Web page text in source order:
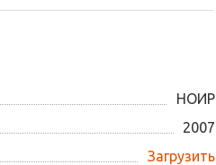
НОИР
2007
Загрузить